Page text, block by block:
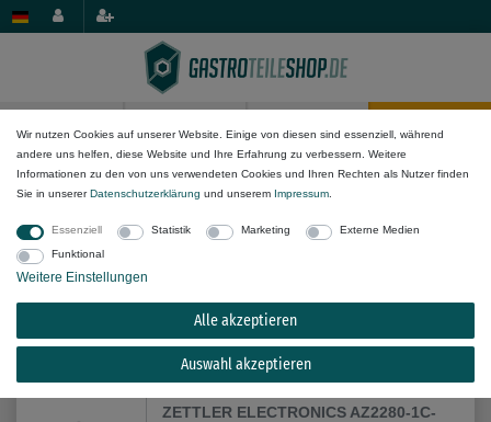
Elektro-Komponenten Schütze & Relais
Alle Filteroptionen anzeigen (10)
ZETTLER ELECTRONICS AZ2280-1C-
Wir nutzen Cookies auf unserer Website. Einige von diesen sind essenziell, während
andere uns helfen, diese Website und Ihre Erfahrung zu verbessern. Weitere
Informationen zu den von uns verwendeten Cookies und Ihren Rechten als Nutzer finden
Sie in unsererDaten­schutz­erklärung und unserem Impressum
Essenziell Statistik Marketing
Externe Medien
Funktional
Weitere Einstellungen
Alle akzeptieren
Auswahl akzeptieren